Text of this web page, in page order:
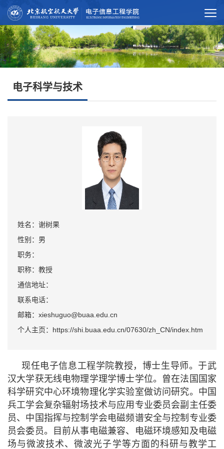
电子科学与技术
姓名：谢树果
性别：男
职务：
职称：教授
通信地址：
联系电话：
邮箱：xieshuguo@buaa.edu.cn
个人主页：https://shi.buaa.edu.cn/07630/zh_CN/index.htm
现任电子信息工程学院教授，博士生导师。于武
汉大学获无线电物理学理学博士学位。曾在法国国家
科学研究中心环境物理化学实验室做访问研究。中国
兵工学会复杂辐射场技术与应用专业委员会副主任委
员、中国指挥与控制学会电磁频谱安全与控制专业委
员会委员。目前从事电磁兼容、电磁环境感知及电磁
场与微波技术、微波光子学等方面的科研与教学工